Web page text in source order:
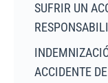
SUFRIR UN
ACCIDENTE